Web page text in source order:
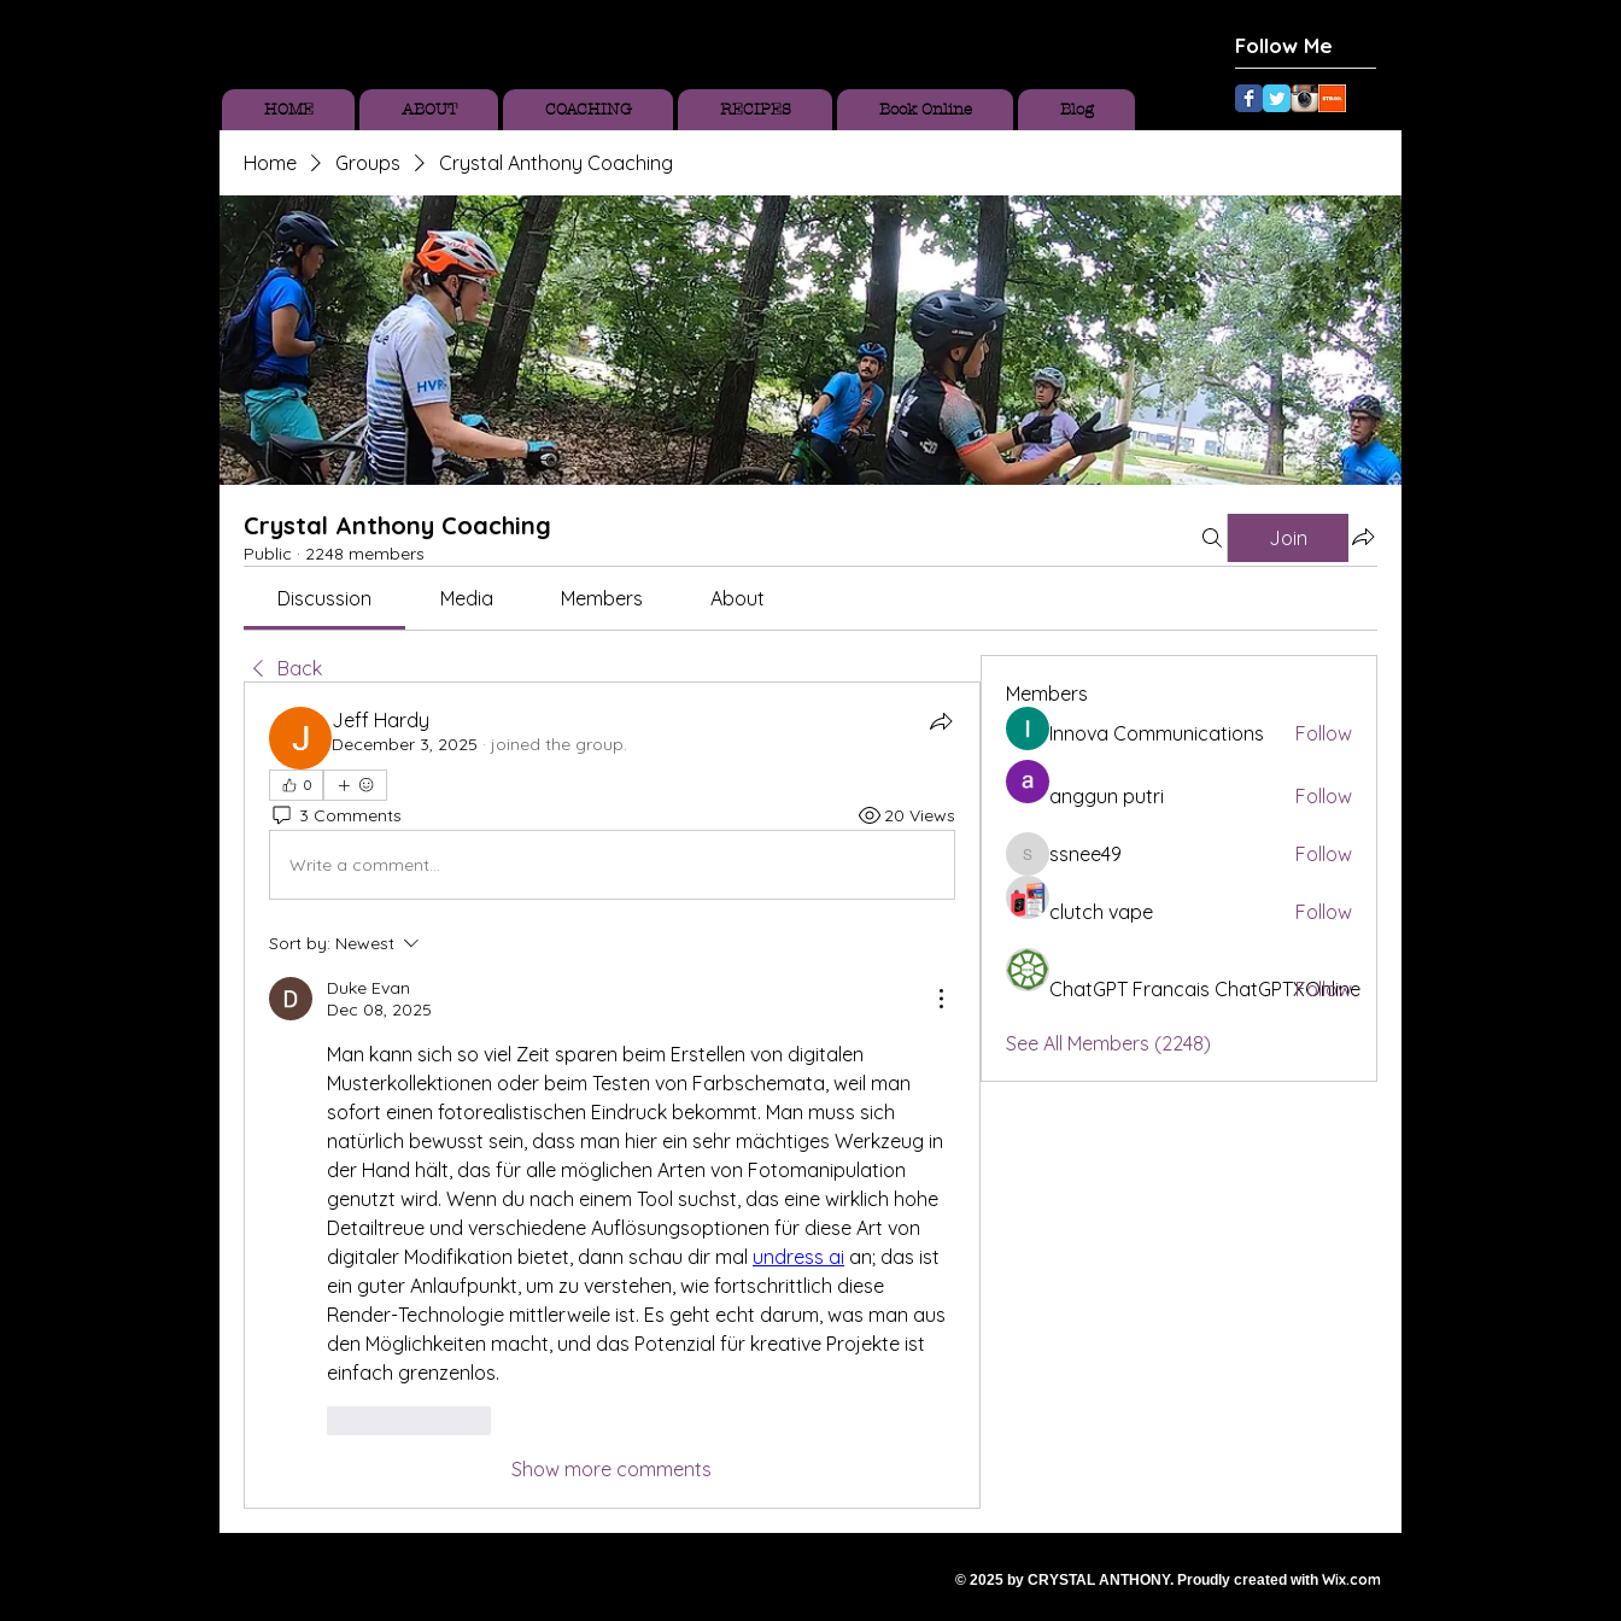
Follow Me
HOME ABOUT COACHING RECIPES Book Online Blog
Home Groups Crystal Anthony Coaching
Crystal Anthony Coaching
Public · 2248 members
Join
Discussion Media Members About
Back
Jeff Hardy
December 3, 2025 · joined the group.
0
3 Comments 20 Views
Write a comment...
Sort by: Newest
Duke Evan
Dec 08, 2025
Man kann sich so viel Zeit sparen beim Erstellen von digitalen
Musterkollektionen oder beim Testen von Farbschemata, weil man
sofort einen fotorealistischen Eindruck bekommt. Man muss sich
natürlich bewusst sein, dass man hier ein sehr mächtiges Werkzeug in
der Hand hält, das für alle möglichen Arten von Fotomanipulation
genutzt wird. Wenn du nach einem Tool suchst, das eine wirklich hohe
Detailtreue und verschiedene Auflösungsoptionen für diese Art von
digitaler Modifikation bietet, dann schau dir mal undress ai an; das ist
ein guter Anlaufpunkt, um zu verstehen, wie fortschrittlich diese
Render-Technologie mittlerweile ist. Es geht echt darum, was man aus
den Möglichkeiten macht, und das Potenzial für kreative Projekte ist
einfach grenzenlos.
Show more comments
Members
Innova Communications
Follow
anggun putri Follow
ssnee49
ssnee49 Follow
clutch vape Follow
ChatGPT Francais ChatGPTXOnline
Follow
See All Members (2248)
© 2025 by CRYSTAL ANTHONY. Proudly created with Wix.com